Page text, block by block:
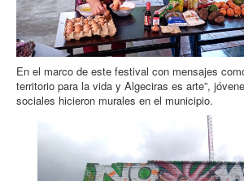
En el marco de este festival con mensajes
territorio para la vida y Algeciras es arte”,
sociales hicieron murales en el municipio.